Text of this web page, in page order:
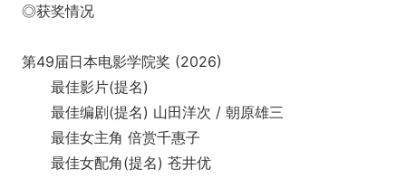
◎获奖情况
第49届日本电影学院奖 (2026)
最佳影片(提名)
最佳编剧(提名) 山田洋次 / 朝原雄三
最佳女主角 倍赏千惠子
最佳女配角(提名) 苍井优